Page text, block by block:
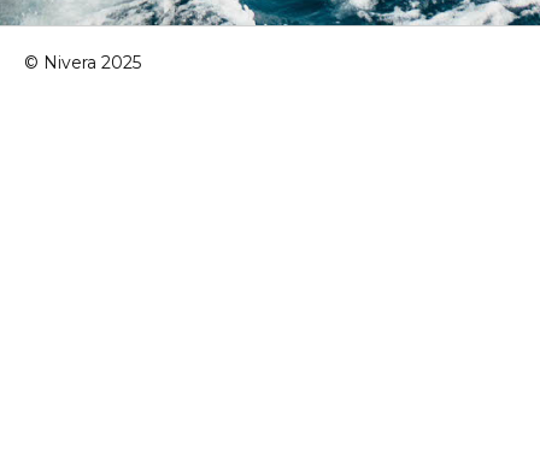
© Nivera 2025